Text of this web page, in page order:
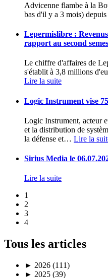
Advicenne flambe à la
bas d'il y a 3 mois) depuis
Lepermislibre :
rapport au second
Le chiffre d'affaires de
s'établit à 3,8 millions
Lire la suite
Logic Instrument vise
Logic Instrument, acteur
et la distribution de
la défense et… Lire la
Sirius Media le
Lire la suite
1
2
3
4
Tous les articles
► 2026 (111)
► 2025 (39)